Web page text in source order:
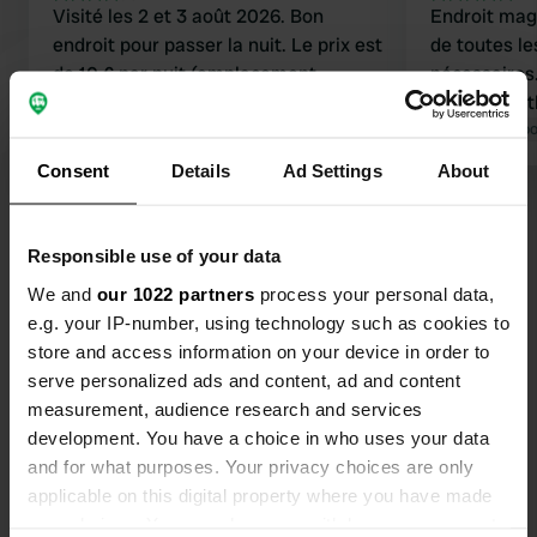
Consent Details Ad Settings About
Responsible use of your data
We and our 1022 partners process your personal data,
e.g. your IP-number, using technology such as cookies to
store and access information on your device in order to
serve personalized ads and content, ad and content
measurement, audience research and services
development. You have a choice in who uses your data
and for what purposes. Your privacy choices are only
applicable on this digital property where you have made
Visité les 2 et 3 août 2026. Bon
endroit pour passer la nuit. Le prix est
de 10 € par nuit (emplacement,
jour. Pas de toilettes ni de douches.
Nous n'en avions pas besoin, car nous
partagé le camping avec un autre
prairies était masquée par une haie.
Un joli camping en soi, mais nous
l'avons trouvé ennuyeux. Prix
raisonnable compte tenu des
prestations.
Endroit
de toutes
très
Traduit par
Es-tu déjà venu ici ?
Contact